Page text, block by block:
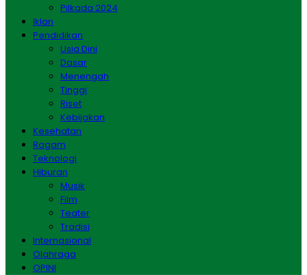
Pilkada 2024
Iklan
Pendidikan
Usia Dini
Dasar
Menengah
Tinggi
Riset
Kebijakan
Kesehatan
Ragam
Teknologi
Hiburan
Musik
Film
Teater
Tradisi
Internasional
Olahraga
OPINI